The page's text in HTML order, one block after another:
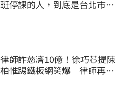
班停課的人，到底是台北市
律師詐慈濟10億！徐巧芯提陳
柏惟踢鐵板網笑爆 律師再曬1